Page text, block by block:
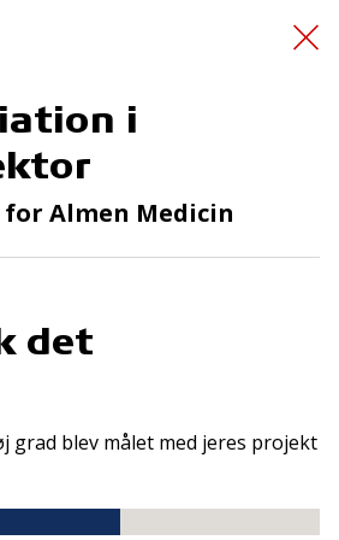
går
i
for Almen Medicin
det
grad blev målet med jeres projekt
TrygFondens og TryghedsGruppens